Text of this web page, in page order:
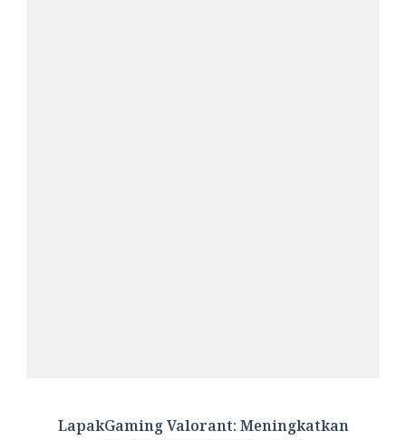
LapakGaming Valorant: Meningkatkan